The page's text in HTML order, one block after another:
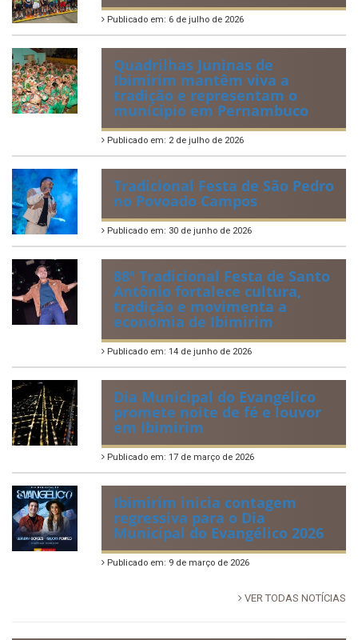
Publicado em: 6 de julho de 2026
Quadrilhas Juninas de
Ibimirim mantêm viva a
tradição e representam o
munícipio em Pernambuco
Publicado em: 2 de julho de 2026
Tradicional Festa de São Pedro
no Povoado Campos
Publicado em: 30 de junho de 2026
88ª Tradicional Festa de Santo
Antônio fortalece cultura,
tradição e movimenta a
economia de Ibimirim
Publicado em: 14 de junho de 2026
Dia Municipal do Evangélico
promete noite de fé e louvor
em Ibimirim
Publicado em: 17 de março de 2026
Ibimirim inicia contagem
regressiva para o Dia
Municipal do Evangélico 2026
Publicado em: 9 de março de 2026
VER TODAS NOTÍCIAS